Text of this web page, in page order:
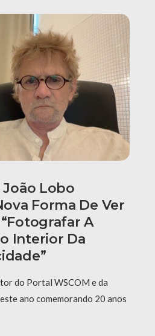
Lobo
Forma De Ver
A
Interior Da
do Portal WSCOM e da
ano comemorando 20 anos